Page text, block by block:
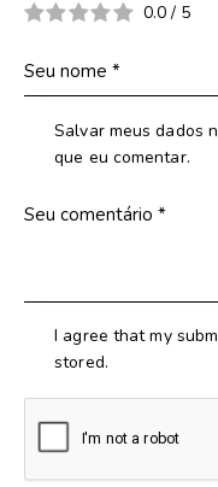
0.0 / 5
Salvar meus dados
que eu comentar.
I agree that my
stored.